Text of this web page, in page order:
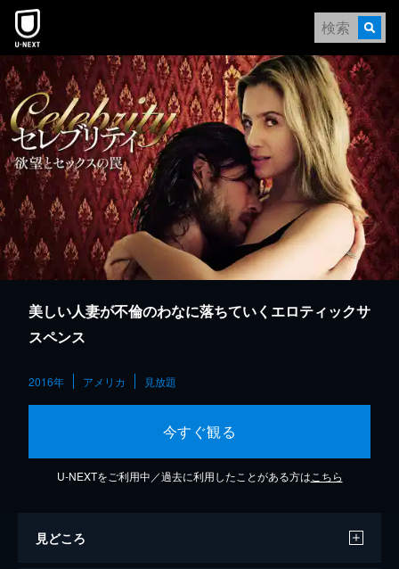
本文へスキップ
美しい人妻が不倫のわなに落ちていくエロティックサ
スペンス
2016年 アメリカ 見放題
今すぐ観る
U-NEXTをご利用中／過去に利用したことがある方は こちら
見どころ